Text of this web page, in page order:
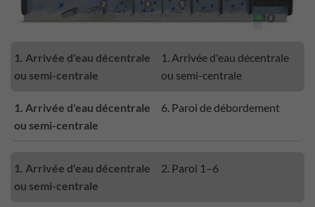
1. Arrivée d'eau décentrale
ou semi-centrale
1. Arrivée d'eau décentrale
ou semi-centrale
1. Arrivée d'eau décentrale
ou semi-centrale
6. Paroi de débordement
1. Arrivée d'eau décentrale
ou semi-centrale
2. Paroi 1–6